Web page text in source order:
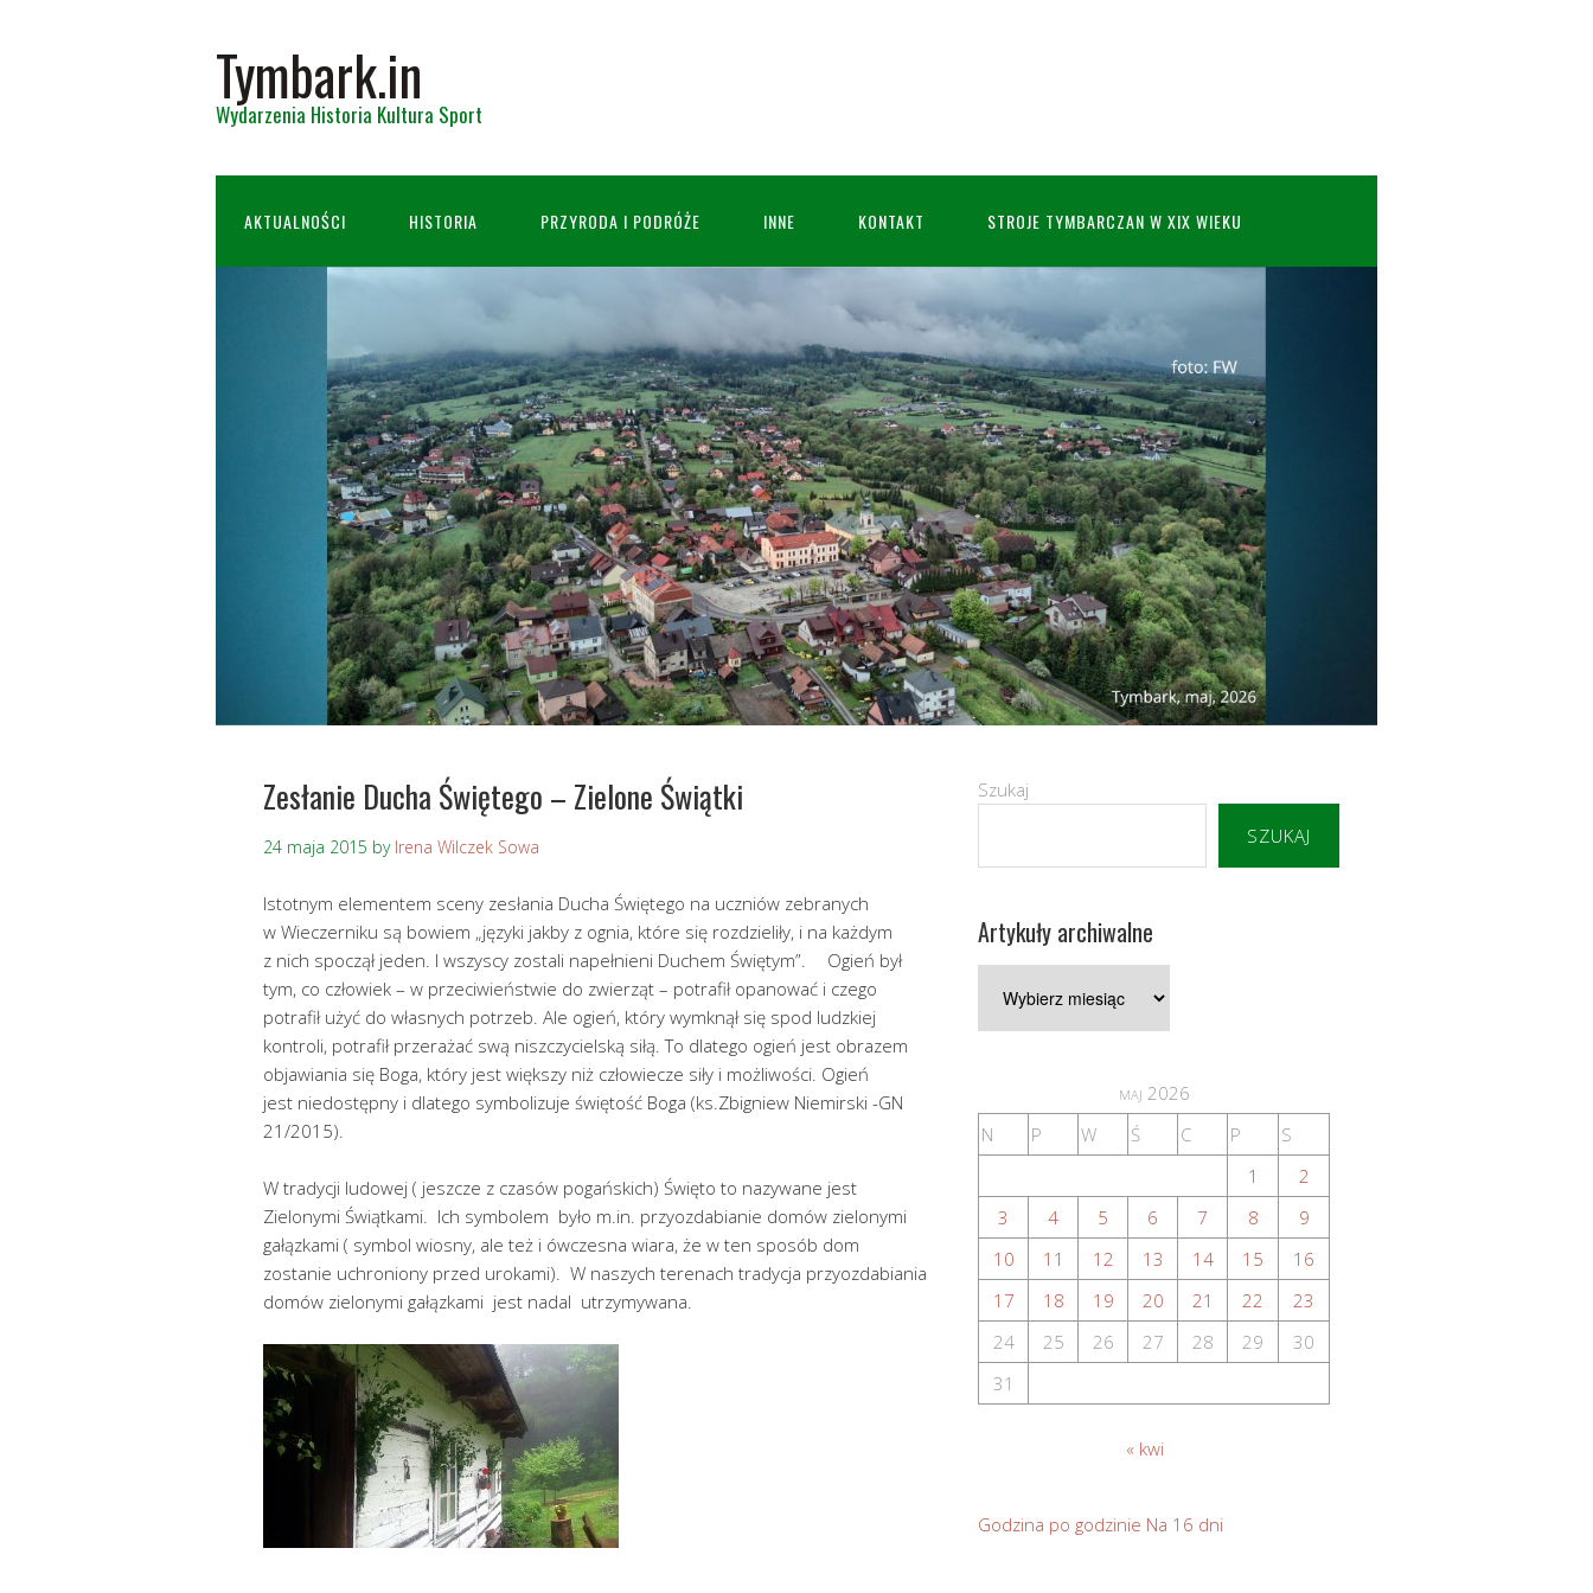
Tymbark.in
Wydarzenia Historia Kultura Sport
AKTUALNOŚCI HISTORIA PRZYRODA I PODRÓŻE INNE KONTAKT STROJE TYMBARCZAN W XIX WIEKU
Zesłanie Ducha Świętego – Zielone Świątki
24 maja 2015 by Irena Wilczek Sowa
Istotnym elementem sceny zesłania Ducha Świętego na uczniów zebranych
w Wieczerniku są bowiem „języki jakby z ognia, które się rozdzieliły, i na każdym
z nich spoczął jeden. I wszyscy zostali napełnieni Duchem Świętym”. Ogień był
tym, co człowiek – w przeciwieństwie do zwierząt – potrafił opanować i czego
potrafił użyć do własnych potrzeb. Ale ogień, który wymknął się spod ludzkiej
kontroli, potrafił przerażać swą niszczycielską siłą. To dlatego ogień jest obrazem
objawiania się Boga, który jest większy niż człowiecze siły i możliwości. Ogień
jest niedostępny i dlatego symbolizuje świętość Boga (ks.Zbigniew Niemirski -GN
21/2015).
W tradycji ludowej ( jeszcze z czasów pogańskich) Święto to nazywane jest
Zielonymi Świątkami. Ich symbolem było m.in. przyozdabianie domów zielonymi
gałązkami ( symbol wiosny, ale też i ówczesna wiara, że w ten sposób dom
zostanie uchroniony przed urokami). W naszych terenach tradycja przyozdabiania
domów zielonymi gałązkami jest nadal utrzymywana.
Szukaj
SZUKAJ
Artykuły archiwalne
archiwalne
maj 2026
N
P W Ś C P
S
1
2
3
4 5 6 7 8
9
10
11 12 13 14 15
16
17
18 19 20 21 22
23
24
25 26 27 28 29
30
31
« kwi
Godzina po godzinie Na 16 dni